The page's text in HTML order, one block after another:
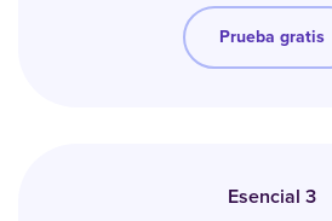
Prueba gratis
Esencial 3